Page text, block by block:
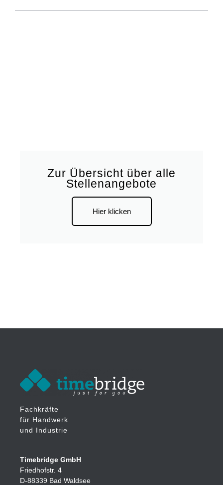
Zur Übersicht über alle
Stellenangebote
Hier klicken
Fachkräfte
für Handwerk
und Industrie
Timebridge GmbH
Friedhofstr. 4
D-88339 Bad Waldsee